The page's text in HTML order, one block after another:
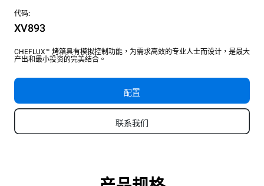
代码:
XV893
CHEFLUX™ 烤箱具有模拟控制功能，为需求高效的专业人士而设计，是最大
产出和最小投资的完美结合。
配置
联系我们